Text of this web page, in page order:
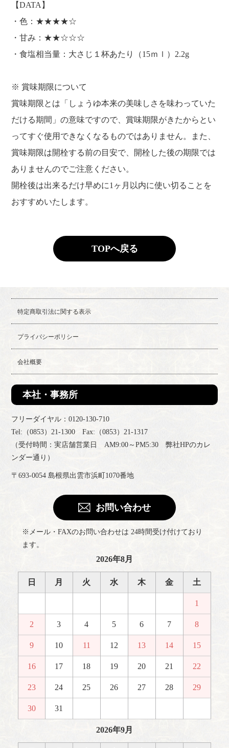
【DATA】
・色：★★★★☆
・甘み：★★☆☆☆
・食塩相当量：大さじ１杯あたり（15ｍｌ）2.2g
※ 賞味期限について
賞味期限とは「しょうゆ本来の美味しさを味わっていた
だける期間」の意味ですので、賞味期限がきたからとい
ってすぐ使用できなくなるものではありません。また、
賞味期限は開栓する前の目安で、開栓した後の期限では
ありませんのでご注意ください。
開栓後は出来るだけ早めに1ヶ月以内に使い切ることを
おすすめいたします。
TOPへ戻る
特定商取引法に関する表示
プライバシーポリシー
会社概要
本社・事務所
フリーダイヤル：0120-130-710
Tel:（0853）21-1300 Fax:（0853）21-1317
（受付時間：実店舗営業日 AM9:00～PM5:30 弊社HPのカレ
ンダー通り）
〒693-0054 島根県出雲市浜町1070番地
お問い合わせ
※メール・FAXのお問い合わせは 24時間受け付けており
ます。
2026年8月
日 月 火 水 木 金 土
1
2 3 4 5 6 7 8
9 10 11 12 13 14 15
16 17 18 19 20 21 22
23 24 25 26 27 28 29
30 31
2026年9月